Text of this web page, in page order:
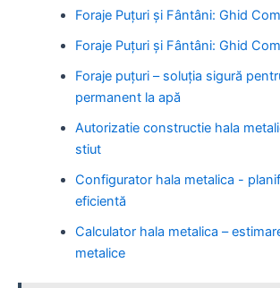
Foraje Puțuri și Fântâni: Ghid
Foraje Puțuri și Fântâni: Ghid
Foraje puțuri – soluția sigură
permanent la apă
Autorizatie constructie hala
stiut
Configurator hala metalica -
eficientă
Calculator hala metalica –
metalice